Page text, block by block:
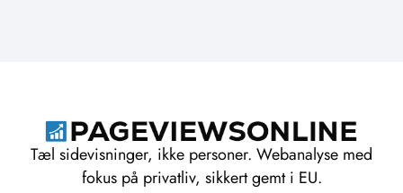
Tæl sidevisninger, ikke personer. Webanalyse med
fokus på privatliv, sikkert gemt i EU.